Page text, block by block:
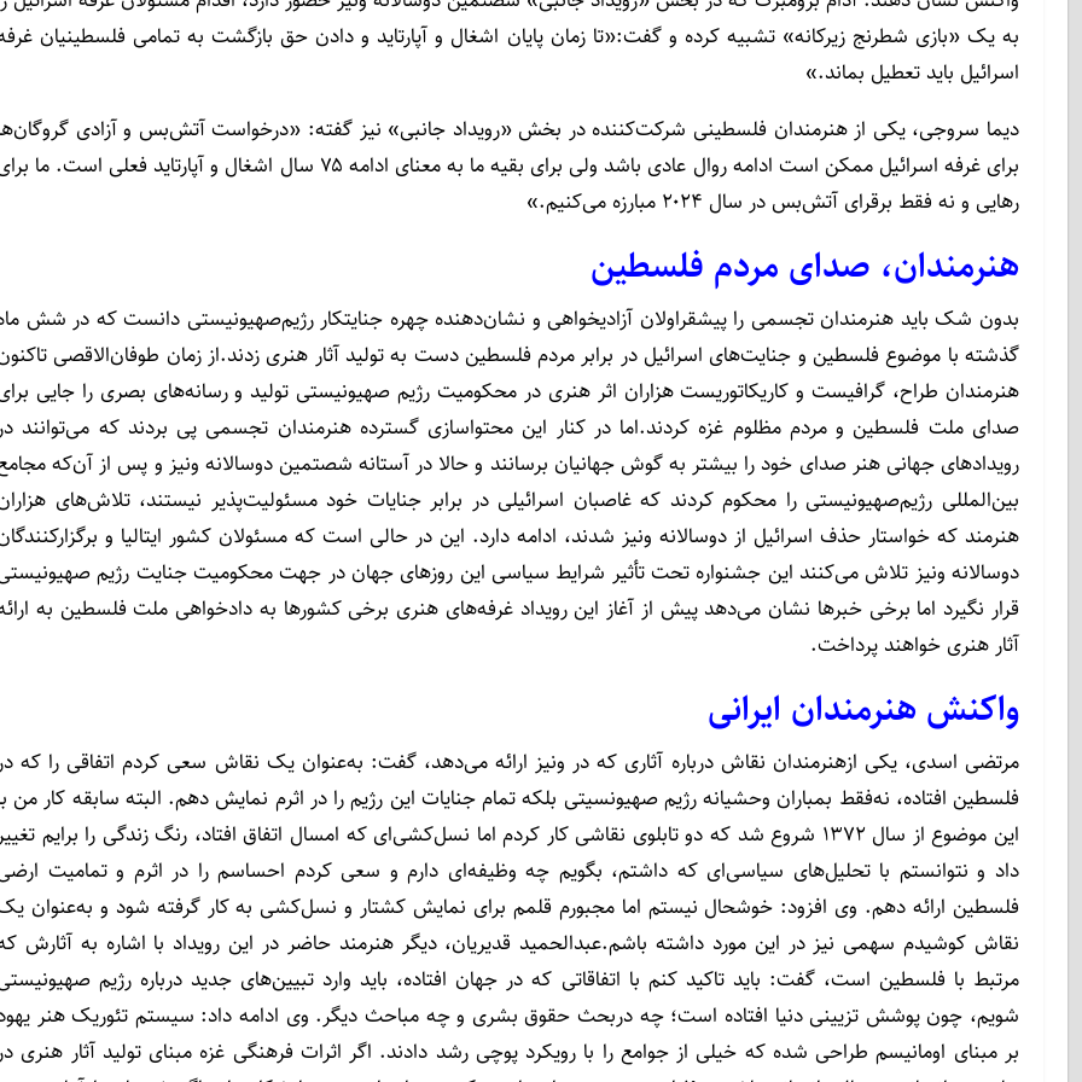
به یک «بازی شطرنج زیرکانه» تشبیه کرده و گفت:«تا زمان پایان اشغال و آپارتاید و دادن حق بازگشت به تمامی فلسطینیان
اسرائیل باید تعطیل بماند.»
​​​​​​​دیما سروجی، یکی از هنرمندان فلسطینی شرکت‌کننده در بخش «رویداد جانبی» نیز گفته: «درخواست آتش‌بس و آزادی
برای غرفه اسرائیل ممکن است ادامه روال عادی باشد ولی برای بقیه ما به معنای ادامه ۷۵ سال اشغال و آپارتاید فعلی است. ما
رهایی و نه فقط برقرای آتش‌بس در سال ۲۰۲۴ مبارزه می‌کنیم.»
هنرمندان، صدای مردم فلسطین
بدون شک باید هنرمندان تجسمی را پیشقراولان آزادیخواهی و نشان‌دهنده چهره جنایتکار رژیم‌صهیونیستی دانست که در شش
گذشته با موضوع فلسطین و جنایت‌های اسرائیل در برابر مردم فلسطین دست به تولید آثار هنری زدند.از زمان طوفان‌الاقصی
هنرمندان طراح، گرافیست و کاریکاتوریست هزاران اثر هنری در محکومیت رژیم صهیونیستی تولید و رسانه‌های بصری را جایی
صدای ملت فلسطین و مردم مظلوم غزه کردند.اما در کنار این محتواسازی گسترده هنرمندان تجسمی پی بردند که می‌توانند
رویدادهای جهانی هنر صدای خود را بیشتر به گوش جهانیان برسانند و حالا در آستانه شصتمین دوسالانه ونیز و پس از آن‌که
بین‌المللی رژیم‌صهیونیستی را محکوم کردند که غاصبان اسرائیلی در برابر جنایات خود مسئولیت‌پذیر نیستند، تلاش‌های
هنرمند که خواستار حذف اسرائیل از دوسالانه ونیز شدند، ادامه دارد. این در حالی است که مسئولان کشور ایتالیا و
دوسالانه ونیز تلاش می‌کنند این جشنواره تحت تأثیر شرایط سیاسی این روزهای جهان در جهت محکومیت جنایت رژیم
قرار نگیرد اما برخی خبرها نشان می‌دهد پیش از آغاز این رویداد غرفه‌های هنری برخی کشورها به دادخواهی ملت فلسطین به
آثار هنری خواهند پرداخت.
واکنش هنرمندان ایرانی
مرتضی اسدی، یکی ازهنرمندان نقاش درباره آثاری که در ونیز ارائه می‌دهد، گفت: به‌عنوان یک نقاش سعی کردم اتفاقی را که
فلسطین افتاده، نه‌فقط بمباران وحشیانه رژیم صهیونسیتی بلکه تمام جنایات این رژیم را در اثرم نمایش دهم. البته سابقه کار من
این موضوع از سال ۱۳۷۲ شروع شد که دو تابلوی نقاشی کار کردم اما نسل‌کشی‌ای که امسال اتفاق افتاد، رنگ زندگی را برایم
داد و نتوانستم با تحلیل‌های سیاسی‌ای که داشتم، بگویم چه وظیفه‌ای دارم و سعی کردم احساسم را در اثرم و تمامیت
فلسطین ارائه دهم. وی افزود: خوشحال نیستم اما مجبورم قلمم برای نمایش کشتار و نسل‌کشی به کار گرفته شود و به‌عنوان
نقاش کوشیدم سهمی نیز در این مورد داشته باشم.عبدالحمید قدیریان، دیگر هنرمند حاضر در این رویداد با اشاره به آثارش
مرتبط با فلسطین است، گفت: باید تاکید کنم با اتفاقاتی که در جهان افتاده، باید وارد تبیین‌های جدید درباره رژیم
شویم، چون پوشش تزیینی دنیا افتاده است‌؛ چه دربحث حقوق بشری و چه مباحث دیگر. وی ادامه داد: سیستم تئوریک هنر
بر مبنای اومانیسم طراحی شده که خیلی از جوامع را با رویکرد پوچی رشد دادند. اگر اثرات فرهنگی غزه مبنای تولید آثار هنری